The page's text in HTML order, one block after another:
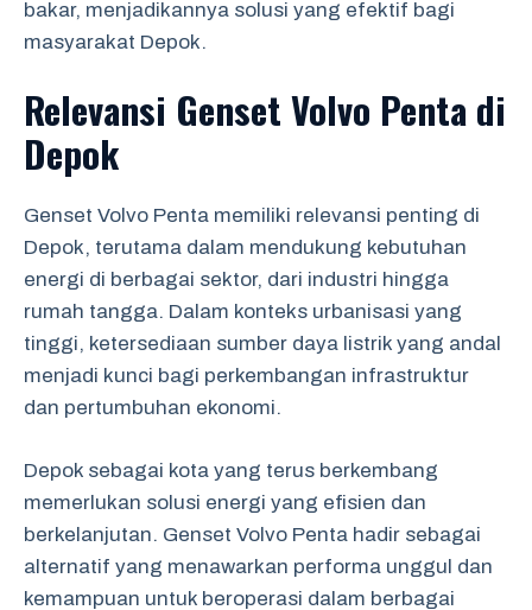
bakar, menjadikannya solusi yang efektif bagi
masyarakat Depok.
Relevansi Genset Volvo Penta di
Depok
Genset Volvo Penta memiliki relevansi penting di
Depok, terutama dalam mendukung kebutuhan
energi di berbagai sektor, dari industri hingga
rumah tangga. Dalam konteks urbanisasi yang
tinggi, ketersediaan sumber daya listrik yang andal
menjadi kunci bagi perkembangan infrastruktur
dan pertumbuhan ekonomi.
Depok sebagai kota yang terus berkembang
memerlukan solusi energi yang efisien dan
berkelanjutan. Genset Volvo Penta hadir sebagai
alternatif yang menawarkan performa unggul dan
kemampuan untuk beroperasi dalam berbagai